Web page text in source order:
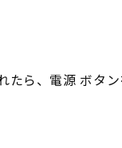
ら、電源 ボタン